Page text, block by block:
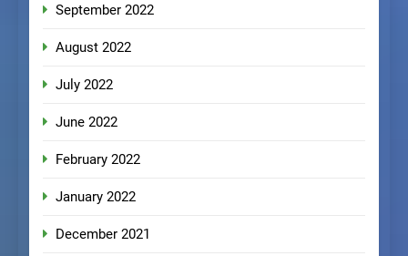
September 2022
August 2022
July 2022
June 2022
February 2022
January 2022
December 2021